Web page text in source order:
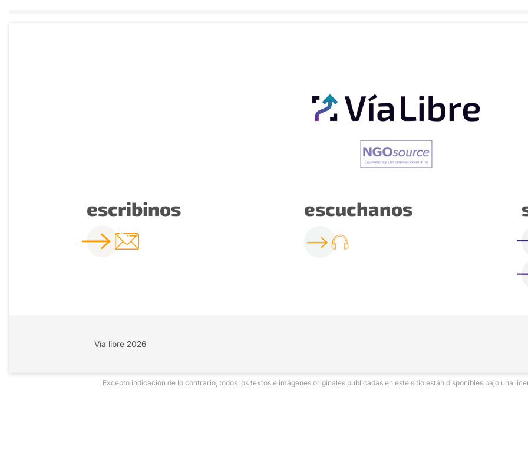
escribinos escuchanos
Vía libre 2026
Excepto indicación de lo contrario, todos los textos e imágenes originales publicadas en este sitio están disponibles bajo una